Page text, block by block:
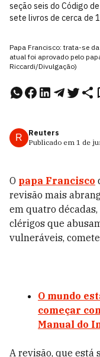
seção seis do Código
sete livros de cerca de
Papa Francisco: trata-se
atual foi aprovado pelo
Riccardi/Divulgação)
R
Reuters
Publicado em 1 de
O papa Francisco
revisão mais
em quatro
clérigos que
vulneráveis,
O mundo
começar
Manual do
A revisão, que está